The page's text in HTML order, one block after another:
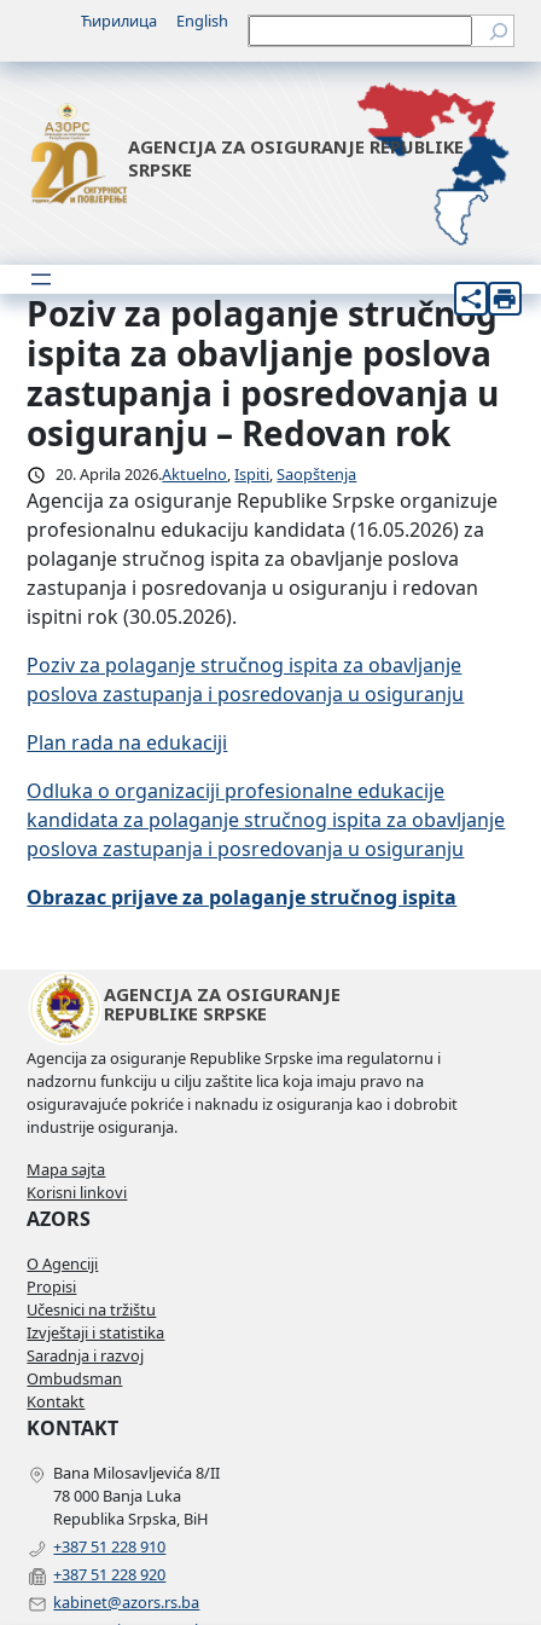
sadržaj
Ћирилица English Претрага
AGENCIJA ZA OSIGURANJE REPUBLIKE
SRPSKE
Poziv za polaganje stručnog
ispita za obavljanje poslova
zastupanja i posredovanja u
osiguranju – Redovan rok
20. Aprila 2026.Aktuelno, Ispiti, Saopštenja
Agencija za osiguranje Republike Srpske organizuje
profesionalnu edukaciju kandidata (16.05.2026) za
polaganje stručnog ispita za obavljanje poslova
zastupanja i posredovanja u osiguranju i redovan
ispitni rok (30.05.2026).
Poziv za polaganje stručnog ispita za obavljanje
poslova zastupanja i posredovanja u osiguranju
Plan rada na edukaciji
Odluka o organizaciji profesionalne edukacije
kandidata za polaganje stručnog ispita za obavljanje
poslova zastupanja i posredovanja u osiguranju
Obrazac prijave za polaganje stručnog ispita
AGENCIJA ZA OSIGURANJE
REPUBLIKE SRPSKE
Agencija za osiguranje Republike Srpske ima regulatornu i
nadzornu funkciju u cilju zaštite lica koja imaju pravo na
osiguravajuće pokriće i naknadu iz osiguranja kao i dobrobit
industrije osiguranja.
Mapa sajta
Korisni linkovi
AZORS
O Agenciji
Propisi
Učesnici na tržištu
Izvještaji i statistika
Saradnja i razvoj
Ombudsman
Kontakt
KONTAKT
Bana Milosavljevića 8/II
78 000 Banja Luka
Republika Srpska, BiH
+387 51 228 910
+387 51 228 920
kabinet@azors.rs.ba